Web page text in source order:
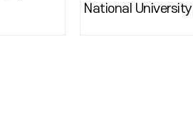
National University